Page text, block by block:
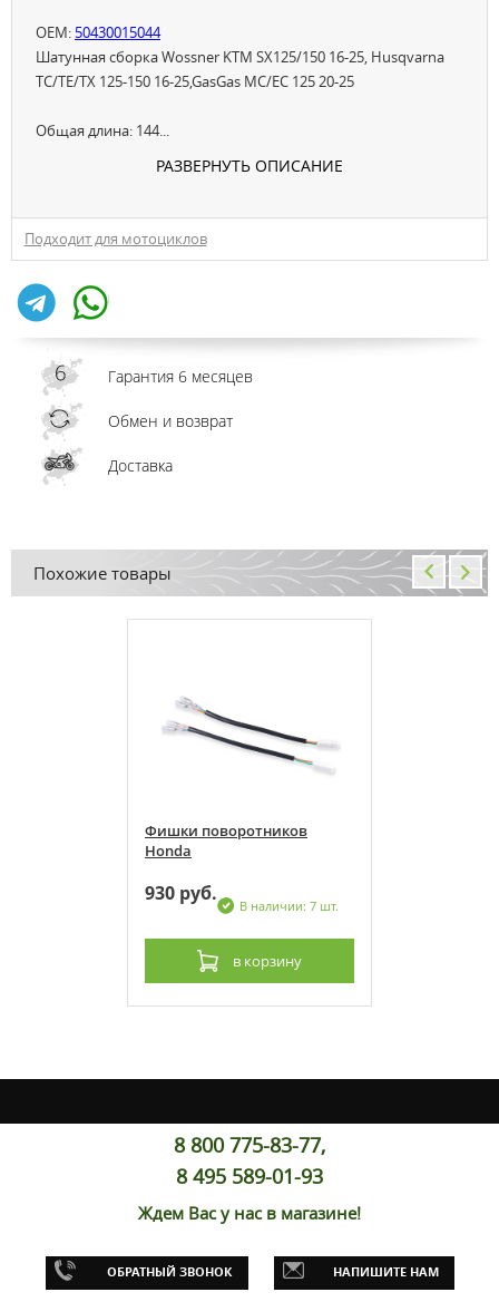
OEM: 50430015044
Шатунная сборка Wossner KTM SX125/150 16-25, Husqvarna
TC/TE/TX 125-150 16-25,GasGas MC/EC 125 20-25
Общая длина: 144...
РАЗВЕРНУТЬ ОПИСАНИЕ
Подходит для мотоциклов
Гарантия 6 месяцев
Обмен и возврат
Доставка
Похожие товары
Фишки поворотников
Honda
930 руб.
В наличии: 7 шт.
в корзину
7 шт.
8 800 775-83-77,
8 495 589-01-93
Ждем Вас у нас в магазине!
ОБРАТНЫЙ ЗВОНОК НАПИШИТЕ НАМ